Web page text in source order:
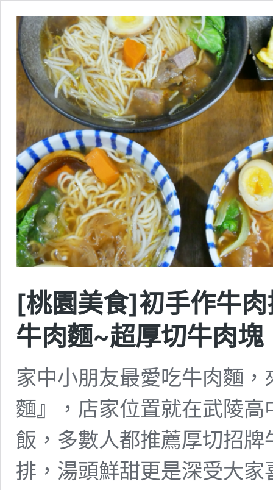
[桃園美食]初手作牛
牛肉麵~超厚切牛肉
家中小朋友最愛吃牛肉麵
麵』，店家位置就在武陵
飯，多數人都推薦厚切招
排，湯頭鮮甜更是深受大